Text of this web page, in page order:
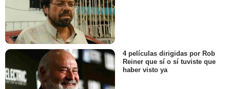
4 películas dirigidas por Rob
Reiner que sí o sí tuviste que
haber visto ya